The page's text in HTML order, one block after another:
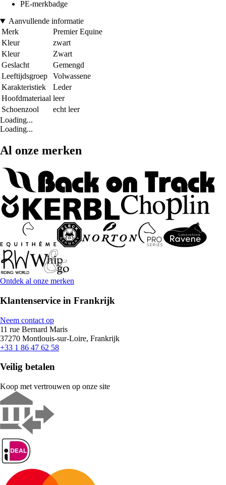
PE-merkbadge
Aanvullende informatie
Merk
Premier Equine
Kleur
zwart
Kleur
Zwart
Geslacht
Gemengd
Leeftijdsgroep
Volwassene
Karakteristiek
Leder
Hoofdmateriaal leer
Schoenzool
echt leer
Loading...
Loading...
Al onze merken
Ontdek al onze merken
Klantenservice in Frankrijk
Neem contact op
11 rue Bernard Maris
37270 Montlouis-sur-Loire, Frankrijk
+33 1 86 47 62 58
Veilig betalen
Koop met vertrouwen op onze site